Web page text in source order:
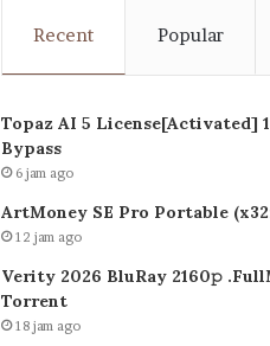
Recent Popular
Topaz AI 5 License[Activated]
Bypass
6 jam ago
ArtMoney SE Pro Portable
12 jam ago
Verity 2026 BluRay 2160𝚙
Torrent
18 jam ago